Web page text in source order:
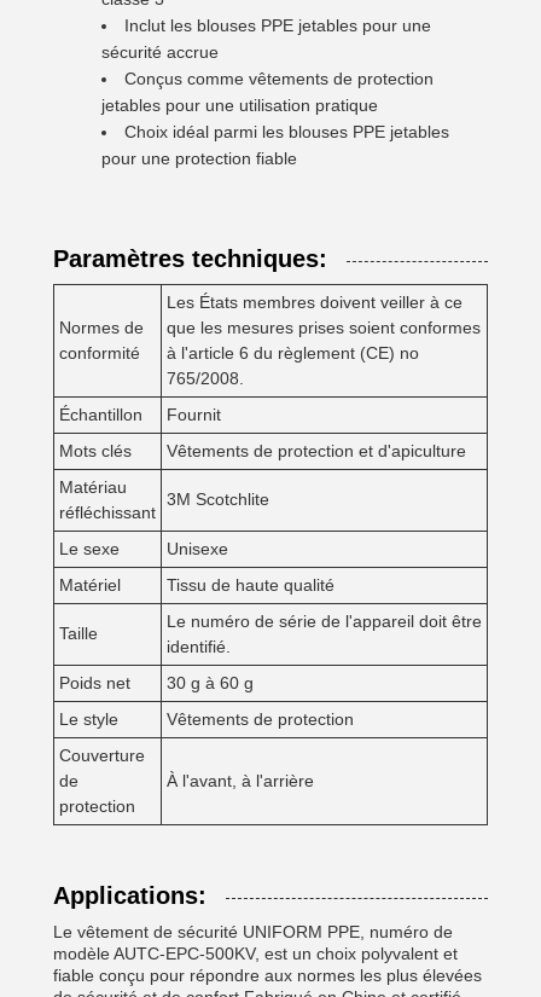
Inclut les blouses PPE jetables pour une
sécurité accrue
Conçus comme vêtements de protection
jetables pour une utilisation pratique
Choix idéal parmi les blouses PPE jetables
pour une protection fiable
Paramètres techniques:
Normes de
conformité
Les États membres doivent veiller à ce
que les mesures prises soient conformes
à l'article 6 du règlement (CE) no
765/2008.
Échantillon
Fournit
Mots clés
Vêtements de protection et d'apiculture
Matériau
réfléchissant
3M Scotchlite
Le sexe
Unisexe
Matériel
Tissu de haute qualité
Taille
Le numéro de série de l'appareil doit être
identifié.
Poids net
30 g à 60 g
Le style
Vêtements de protection
Couverture
de
protection
À l'avant, à l'arrière
Applications:
Le vêtement de sécurité UNIFORM PPE, numéro de
modèle AUTC-EPC-500KV, est un choix polyvalent et
fiable conçu pour répondre aux normes les plus élevées